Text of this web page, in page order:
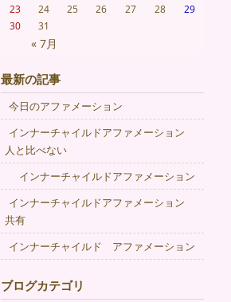
« 7月
23
24 25 26 27 28
29
30
31
最新の記事
今日のアファメーション
インナーチャイルドアファメーション
人と比べない
インナーチャイルドアファメーション
インナーチャイルドアファメーション
共有
インナーチャイルド アファメーション
ブログカテゴリ